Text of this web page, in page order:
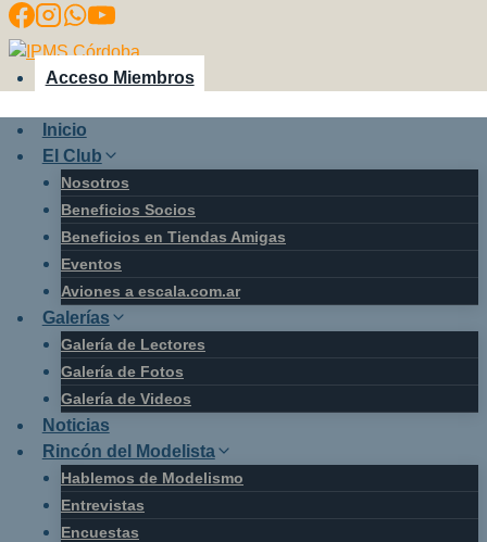
Saltar
al
contenido
Acceso Miembros
Inicio
El Club
Nosotros
Beneficios Socios
Beneficios en Tiendas Amigas
Eventos
Aviones a escala.com.ar
Galerías
Galería de Lectores
Galería de Fotos
Galería de Videos
Noticias
Rincón del Modelista
Hablemos de Modelismo
Entrevistas
Encuestas